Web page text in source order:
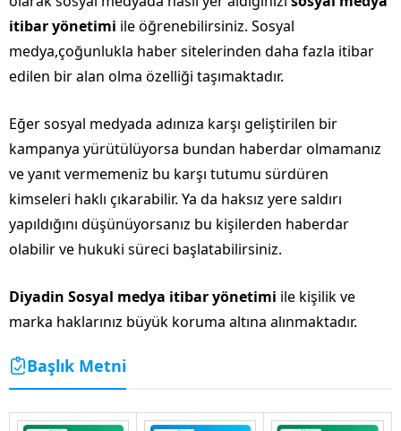
itibar yönetimi ile öğrenebilirsiniz. Sosyal
medya,çoğunlukla haber sitelerinden daha fazla itibar
edilen bir alan olma özelliği taşımaktadır.
Eğer sosyal medyada adınıza karşı geliştirilen bir
kampanya yürütülüyorsa bundan haberdar olmamanız
ve yanıt vermemeniz bu karşı tutumu sürdüren
kimseleri haklı çıkarabilir. Ya da haksız yere saldırı
yapıldığını düşünüyorsanız bu kişilerden haberdar
olabilir ve hukuki süreci başlatabilirsiniz.
Diyadin Sosyal medya itibar yönetimi ile kişilik ve
marka haklarınız büyük koruma altına alınmaktadır.
Başlık Metni